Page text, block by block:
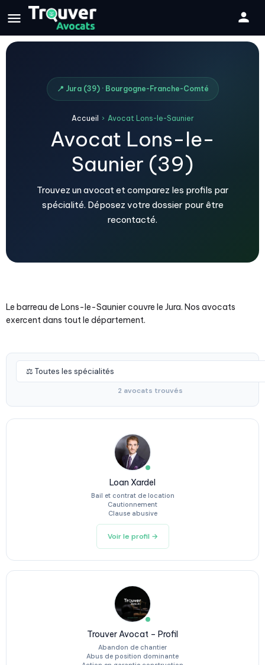
📍 Jura (39) · Bourgogne-Franche-Comté
Accueil › Avocat Lons-le-Saunier
Avocat Lons-le-
Saunier (39)
Trouvez un avocat et comparez les profils par
spécialité. Déposez votre dossier pour être
recontacté.
Le barreau de Lons-le-Saunier couvre le Jura. Nos avocats
exercent dans tout le département.
2 avocats trouvés
Loan Xardel
Bail et contrat de location
Cautionnement
Clause abusive
Voir le profil →
Trouver Avocat – Profil
Abandon de chantier
Abus de position dominante